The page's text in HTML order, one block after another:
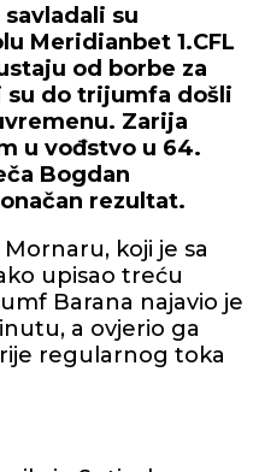
su
Meridianbet 1.CFL
od borbe za
su do trijumfa došli
Zarija
u vođstvo u 64.
Bogdan
rezultat.
koji je sa
upisao treću
Barana najavio je
a ovjerio ga
regularnog toka